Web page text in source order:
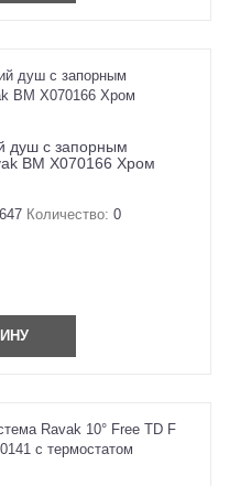
душ с запорным
BM X070166 Хром
Количество: 0